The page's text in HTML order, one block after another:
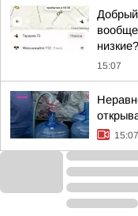
низкие?
15:07
15:07